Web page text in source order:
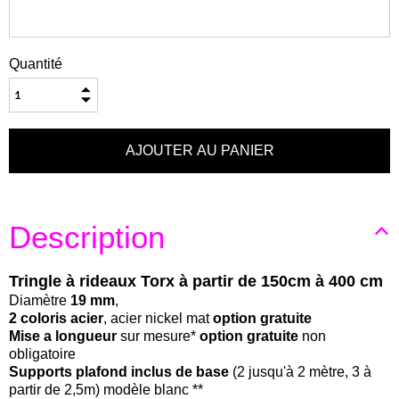
Quantité
Description
Tringle à rideaux Torx à partir de 150cm à 400 cm
Diamètre 19 mm,
2 coloris acier, acier nickel matoption gratuite
Mise a longueur sur mesure* option gratuite non
obligatoire
Supports plafond inclus de base (2 jusqu'à 2 mètre, 3 à
partir de 2,5m) modèle blanc **